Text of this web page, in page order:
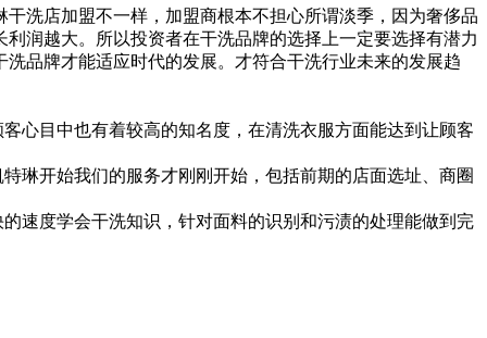
洗店加盟不一样，加盟商根本不担心所谓淡季，因为奢侈品
润越大。所以投资者在干洗品牌的选择上一定要选择有潜力
品牌才能适应时代的发展。才符合干洗行业未来的发展趋
心目中也有着较高的知名度，在清洗衣服方面能达到让顾客
琳开始我们的服务才刚刚开始，包括前期的店面选址、商圈
速度学会干洗知识，针对面料的识别和污渍的处理能做到完